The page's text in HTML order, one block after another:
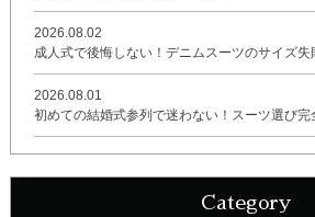
2026.08.02
成人式で後悔しない！デニムスーツのサイズ
2026.08.01
初めての結婚式参列で迷わない！スーツ選び完
Category